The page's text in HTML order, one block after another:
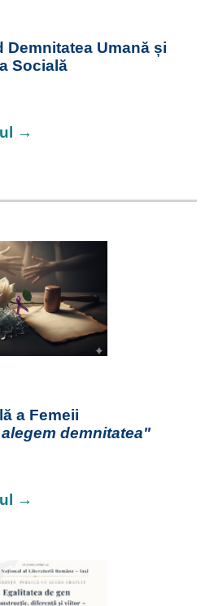
Demnitatea Umană și
Socială
→
a Femeii
demnitatea"
→